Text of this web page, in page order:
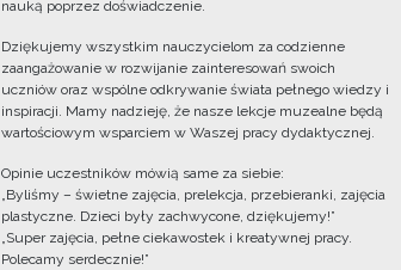
nauką poprzez doświadczenie.
Dziękujemy wszystkim nauczycielom za codzienne
zaangażowanie w rozwijanie zainteresowań swoich
uczniów oraz wspólne odkrywanie świata pełnego wiedzy i
inspiracji. Mamy nadzieję, że nasze lekcje muzealne będą
wartościowym wsparciem w Waszej pracy dydaktycznej.
Opinie uczestników mówią same za siebie:
„Byliśmy – świetne zajęcia, prelekcja, przebieranki, zajęcia
plastyczne. Dzieci były zachwycone, dziękujemy!”
„Super zajęcia, pełne ciekawostek i kreatywnej pracy.
Polecamy serdecznie!”